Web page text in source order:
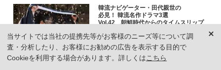
韓流ナビゲーター・田代親世の
必見！ 韓流名作ドラマ3選
Vol.42 朝鮮時代からのタイムスリップ
The Best K-Entertainment
当サイトでは当社の提携先等がお客様のニーズ等について調
査・分析したり、お客様にお勧めの広告を表示する目的で
Cookieを利用する場合があります。詳しくはこちら